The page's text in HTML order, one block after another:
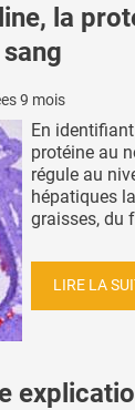
la
9 mois
En
protéine au
régule au
hépatiques
graisses, du
LIRE LA